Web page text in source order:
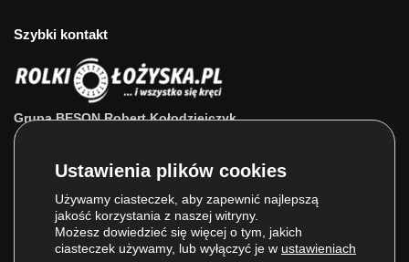
Szybki kontakt
Grupa BESON Robert Kołodziejczyk
ul. Powstańców Wlkp. 63a
E-mail:sklep@rolkilozyska.pl
Używamy ciasteczek, aby zapewnić najlepszą
jakość korzystania z naszej witryny.
Możesz dowiedzieć się więcej o tym, jakich
ciasteczek używamy, lub wyłączyć je w ustawieniach